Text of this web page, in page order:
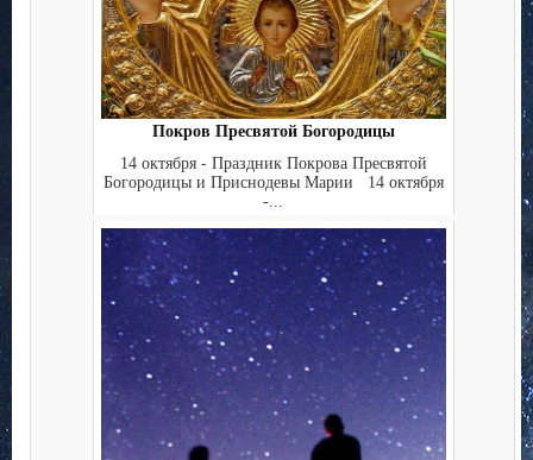
Покров Пресвятой Богородицы
14 октября - Праздник Покрова Пресвятой
Богородицы и Приснодевы Марии 14 октября
-...